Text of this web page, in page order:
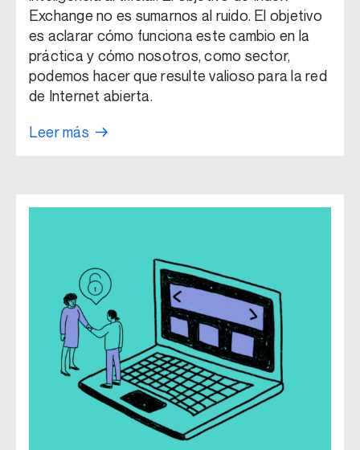
Exchange no es sumarnos al ruido. El objetivo
es aclarar cómo funciona este cambio en la
práctica y cómo nosotros, como sector,
podemos hacer que resulte valioso para la red
de Internet abierta.
Leer más